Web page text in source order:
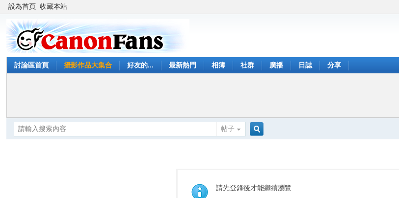
設為首頁 收藏本站
討論區首頁 攝影作品大集合 好友的... 最新熱門 相簿 社群 廣播 日誌 分享
帖子
索
請先登錄後才能繼續瀏覽